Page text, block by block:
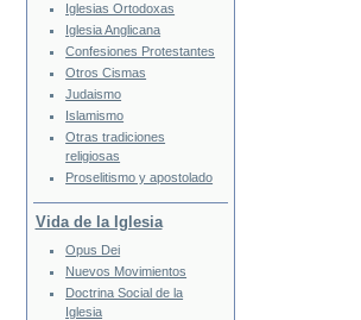
Iglesias Ortodoxas
Iglesia Anglicana
Confesiones Protestantes
Otros Cismas
Judaismo
Islamismo
Otras tradiciones
religiosas
Proselitismo y apostolado
Vida de la Iglesia
Opus Dei
Nuevos Movimientos
Doctrina Social de la
Iglesia